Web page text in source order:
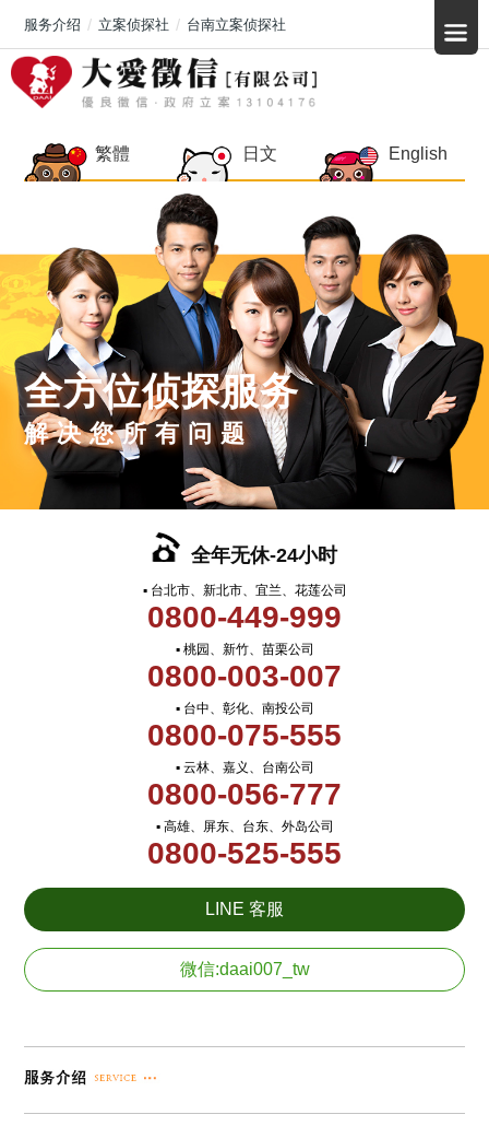
繁體 日文 English
全方位侦探服务
解决您所有问题
全年无休-24小时
▪ 台北市、新北市、宜兰、花莲公司
0800-449-999
▪ 桃园、新竹、苗栗公司
0800-003-007
▪ 台中、彰化、南投公司
0800-075-555
▪ 云林、嘉义、台南公司
0800-056-777
▪ 高雄、屏东、台东、外岛公司
0800-525-555
LINE 客服
微信:daai007_tw
服务介绍 立案侦探社 台南立案侦探社